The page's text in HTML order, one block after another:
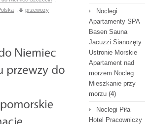
przewozy
Noclegi
Apartamenty SPA
Basen Sauna
Jacuzzi Sianożęty
Ustronie Morskie
Apartament nad
morzem Nocleg
Mieszkanie przy
morzu (4)
Noclegi Piła
Hotel Pracowniczy